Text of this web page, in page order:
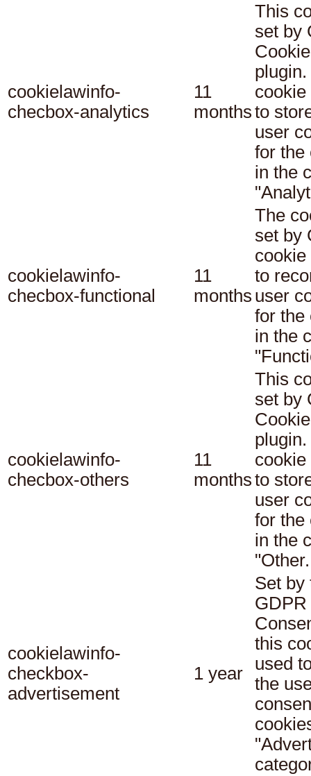
cookielawinfo-
checbox-analytics
11
months
This
set by
cookie
to
user
for the
in the
cookielawinfo-
checbox-functional
11
months
The
set by
cookie
to
user
for the
in the
cookielawinfo-
checbox-others
11
months
This
set by
cookie
to
user
for the
in the
"Other.
cookielawinfo-
checkbox-
advertisement
1 year
Set by
this
used
the